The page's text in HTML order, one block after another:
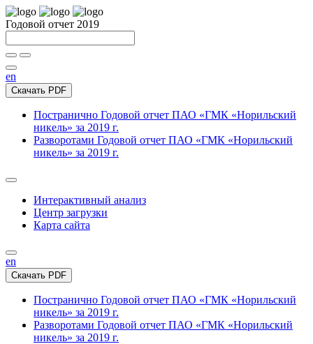
Годовой отчет 2019
en
Скачать PDF
Постранично Годовой отчет ПАО «ГМК «Норильский
никель» за 2019 г.
Разворотами Годовой отчет ПАО «ГМК «Норильский
никель» за 2019 г.
Интерактивный анализ
Центр загрузки
Карта сайта
en
Скачать PDF
Постранично Годовой отчет ПАО «ГМК «Норильский
никель» за 2019 г.
Разворотами Годовой отчет ПАО «ГМК «Норильский
никель» за 2019 г.